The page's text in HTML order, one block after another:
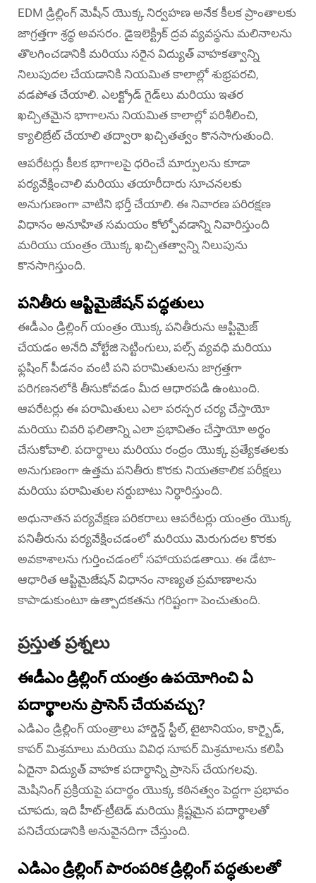
EDM డ్రిల్లింగ్ మెషీన్‌ యొక్క నిర్వహణ అనేక కీలక ప్రాంతాలకు
జాగ్రత్తగా శ్రద్ధ అవసరం. డైఇలెక్ట్రిక్ ద్రవ వ్యవస్థను మలినాలను
తొలగించడానికి మరియు సరైన విద్యుత్ వాహకత్వాన్ని
నిలుపుదల చేయడానికి నియమిత కాలాల్లో శుభ్రపరచి,
వడపోత చేయాలి. ఎలక్ట్రోడ్ గైడ్‌లు మరియు ఇతర
ఖచ్చితమైన భాగాలను నియమిత కాలాల్లో పరిశీలించి,
క్యాలిబ్రేట్ చేయాలి తద్వారా ఖచ్చితత్వం కొనసాగుతుంది.
ఆపరేటర్లు కీలక భాగాలపై ధరించే మార్పులను కూడా
పర్యవేక్షించాలి మరియు తయారీదారు సూచనలకు
అనుగుణంగా వాటిని భర్తీ చేయాలి. ఈ నివారణ పరిరక్షణ
విధానం అనూహిత సమయం కోల్పోవడాన్ని నివారిస్తుంది
మరియు యంత్రం యొక్క ఖచ్చితత్వాన్ని నిలుపును
కొనసాగిస్తుంది.
పనితీరు ఆప్టిమైజేషన్ పద్ధతులు
ఈడీఎం డ్రిల్లింగ్ యంత్రం యొక్క పనితీరును ఆప్టిమైజ్
చేయడం అనేది వోల్టేజి సెట్టింగులు, పల్స్ వ్యవధి మరియు
ఫ్లషింగ్ పీడనం వంటి పని పరామితులను జాగ్రత్తగా
పరిగణనలోకి తీసుకోవడం మీద ఆధారపడి ఉంటుంది.
ఆపరేటర్లు ఈ పరామితులు ఎలా పరస్పర చర్య చేస్తాయో
మరియు చివరి ఫలితాన్ని ఎలా ప్రభావితం చేస్తాయో అర్థం
చేసుకోవాలి. పదార్థాలు మరియు రంధ్రం యొక్క ప్రత్యేకతలకు
అనుగుణంగా ఉత్తమ పనితీరు కొరకు నియతకాలిక పరీక్షలు
మరియు పరామితుల సర్దుబాటు నిర్ధారిస్తుంది.
అధునాతన పర్యవేక్షణ పరికరాలు ఆపరేటర్లు యంత్రం యొక్క
పనితీరును పర్యవేక్షించడంలో మరియు మెరుగుదల కొరకు
అవకాశాలను గుర్తించడంలో సహాయపడతాయి. ఈ డేటా-
ఆధారిత ఆప్టిమైజేషన్ విధానం నాణ్యత ప్రమాణాలను
కాపాడుకుంటూ ఉత్పాదకతను గరిష్టంగా పెంచుతుంది.
ప్రస్తుత ప్రశ్నలు
ఈడీఎం డ్రిల్లింగ్ యంత్రం ఉపయోగించి ఏ
పదార్థాలను ప్రాసెస్ చేయవచ్చు?
ఎడిఎం డ్రిల్లింగ్ యంత్రాలు హార్డెన్డ్ స్టీల్, టైటానియం, కార్బైడ్,
కాపర్ మిశ్రమాలు మరియు వివిధ సూపర్ మిశ్రమాలను కలిపి
ఏదైనా విద్యుత్ వాహక పదార్థాన్ని ప్రాసెస్ చేయగలవు.
మెషినింగ్ ప్రక్రియపై పదార్థం యొక్క కఠినత్వం పెద్దగా ప్రభావం
చూపదు, ఇది హీట్-ట్రీటెడ్ మరియు క్లిష్టమైన పదార్థాలతో
పనిచేయడానికి అనువైనదిగా చేస్తుంది.
ఎడిఎం డ్రిల్లింగ్ పారంపరిక డ్రిల్లింగ్ పద్ధతులతో